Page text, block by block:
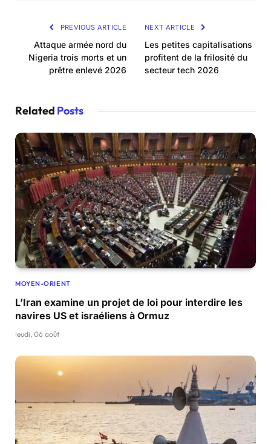
PREVIOUS ARTICLE
Attaque armée nord du
Nigeria trois morts et un
prêtre enlevé 2026
NEXT ARTICLE
Les petites capitalisations
profitent de la frilosité du
secteur tech 2026
Related Posts
MOYEN-ORIENT
L’Iran examine un projet de loi pour interdire les
navires US et israéliens à Ormuz
jeudi, 06 août